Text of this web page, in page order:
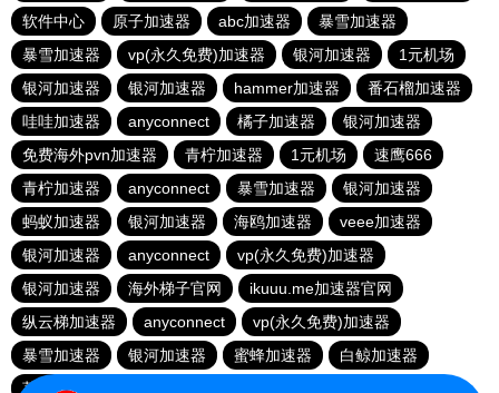
软件中心
原子加速器 abc加速器
暴雪加速器
暴雪加速器
vp(永久免费)加速器 银河加速器
1元机场
银河加速器
银河加速器 hammer加速器
番石榴加速器
哇哇加速器
anyconnect 橘子加速器
银河加速器
免费海外pvn加速器
青柠加速器 1元机场
速鹰666
青柠加速器
anyconnect 暴雪加速器
银河加速器
蚂蚁加速器
银河加速器 海鸥加速器
veee加速器
银河加速器
anyconnect
vp(永久免费)加速器
银河加速器
海外梯子官网
ikuuu.me加速器官网
纵云梯加速器
anyconnect
vp(永久免费)加速器
暴雪加速器
银河加速器 蜜蜂加速器
白鲸加速器
荔枝加速器